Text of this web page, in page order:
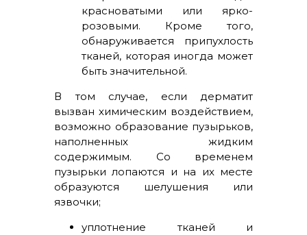
красноватыми или ярко-
розовыми. Кроме того,
обнаруживается припухлость
тканей, которая иногда может
быть значительной.
В том случае, если дерматит
вызван химическим воздействием,
возможно образование пузырьков,
наполненных жидким
содержимым. Со временем
пузырьки лопаются и на их месте
образуются шелушения или
язвочки;
уплотнение тканей и